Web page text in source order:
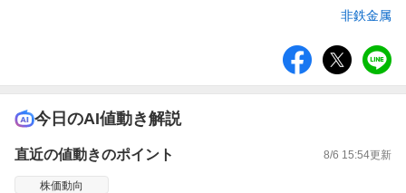
非鉄金属
ア
今日のAI値動き解説
直近の値動きのポイント 8/6 15:54更新
株価動向